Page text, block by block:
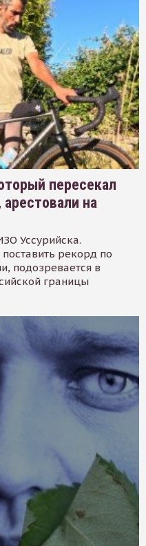
пересекал
на
Уссурийска.
рекорд по
подозревается в
границы